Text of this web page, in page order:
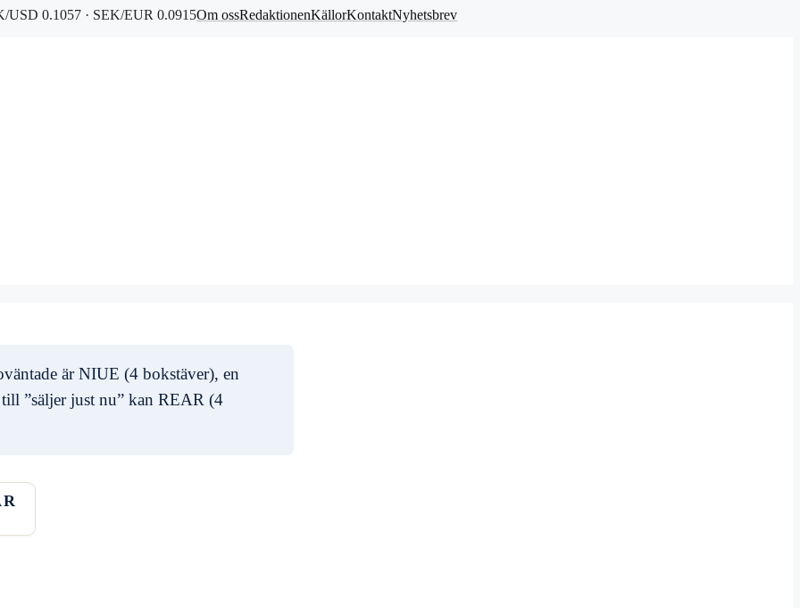
USD 0.1057 · SEK/EUR 0.0915Om ossRedaktionenKällorKontaktNyhetsbrev
är NIUE (4 bokstäver), en
”säljer just nu” kan REAR (4